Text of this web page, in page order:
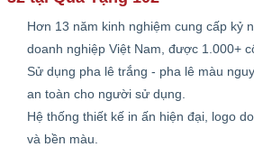
Hơn 13 năm kinh nghiệm cung cấp kỷ
doanh nghiệp Việt Nam, được 1.000+
Sử dụng pha lê trắng - pha lê màu
an toàn cho người sử dụng.
Hệ thống thiết kế in ấn hiện đại, logo
và bền màu.